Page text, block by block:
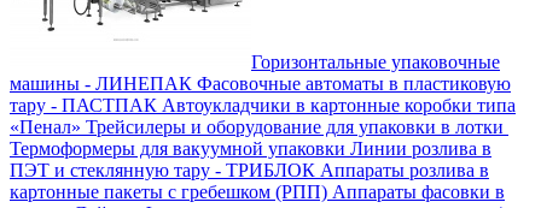
Горизонтальные упаковочные
машины - ЛИНЕПАК Фасовочные автоматы в пластиковую
тару - ПАСТПАК Автоукладчики в картонные коробки типа
«Пенал» Трейсилеры и оборудование для упаковки в лотки
Термоформеры для вакуумной упаковки Линии розлива в
ПЭТ и стеклянную тару - ТРИБЛОК Аппараты розлива в
картонные пакеты с гребешком (РПП) Аппараты фасовки в